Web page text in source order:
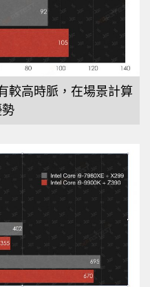
較高時脈，在場景計算